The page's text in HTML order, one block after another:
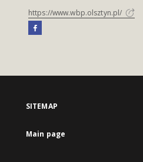
https://www.wbp.olsztyn.pl/
SITEMAP
Main page